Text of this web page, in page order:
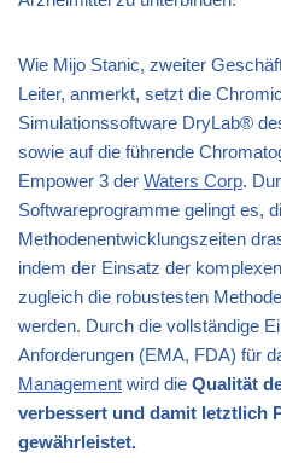
Wie Mijo Stanic, zweiter
Leiter, anmerkt, setzt die
Simulationssoftware DryLab®
sowie auf die führende
Empower 3 der Waters Corp.
Softwareprogramme gelingt es,
Methodenentwicklungszeiten
indem der Einsatz der
zugleich die robustesten
werden. Durch die vollständige
Anforderungen (EMA, FDA) für
Management wird die Qualität
verbessert und damit letztlich
gewährleistet.